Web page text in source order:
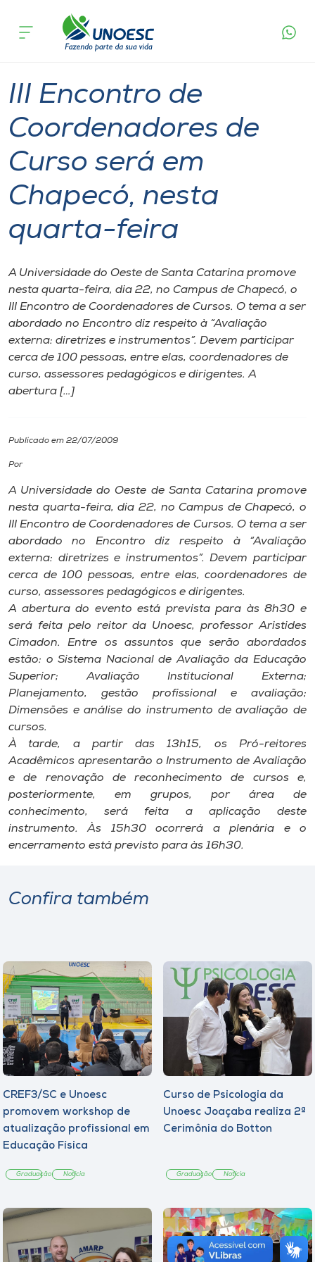
Cursos
Pesquisa
Atendimento ao Estudante
Portal de Ensino
Internacionalização
I.nova
Diplomados
Biblioteca
Editora
Rádio
Museu
Unoesc
Store
Selecione
o idioma
acontece
III Encontro de
Coordenadores de
Curso será em
Chapecó, nesta
quarta-feira
A Universidade do Oeste de Santa Catarina promove
nesta quarta-feira, dia 22, no Campus de Chapecó, o
III Encontro de Coordenadores de Cursos. O tema a ser
abordado no Encontro diz respeito à “Avaliação
externa: diretrizes e instrumentos”. Devem participar
cerca de 100 pessoas, entre elas, coordenadores de
curso, assessores pedagógicos e dirigentes. A
abertura […]
Publicado em 22/07/2009
Por
A Universidade do Oeste de Santa Catarina promove
nesta quarta-feira, dia 22, no Campus de Chapecó, o
III Encontro de Coordenadores de Cursos. O tema a ser
abordado no Encontro diz respeito à “Avaliação
externa: diretrizes e instrumentos”. Devem participar
cerca de 100 pessoas, entre elas, coordenadores de
curso, assessores pedagógicos e dirigentes.
A abertura do evento está prevista para às 8h30 e
será feita pelo reitor da Unoesc, professor Aristides
Cimadon. Entre os assuntos que serão abordados
estão: o Sistema Nacional de Avaliação da Educação
Superior; Avaliação Institucional Externa;
Planejamento, gestão profissional e avaliação;
Dimensões e análise do instrumento de avaliação de
cursos.
À tarde, a partir das 13h15, os Pró-reitores
Acadêmicos apresentarão o Instrumento de Avaliação
e de renovação de reconhecimento de cursos e,
posteriormente, em grupos, por área de
conhecimento, será feita a aplicação deste
instrumento. Às 15h30 ocorrerá a plenária e o
encerramento está previsto para às 16h30.
Confira também
CREF3/SC e Unoesc
promovem workshop de
atualização profissional em
Educação Física
Graduação Notícia
Curso de Psicologia da
Unoesc Joaçaba realiza 2ª
Cerimônia do Botton
Graduação Notícia